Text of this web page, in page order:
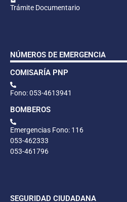
Trámite Documentario
NÚMEROS DE EMERGENCIA
COMISARÍA PNP
Fono: 053-4613941
BOMBEROS
Emergencias Fono: 116
053-462333
053-461796
SEGURIDAD CIUDADANA